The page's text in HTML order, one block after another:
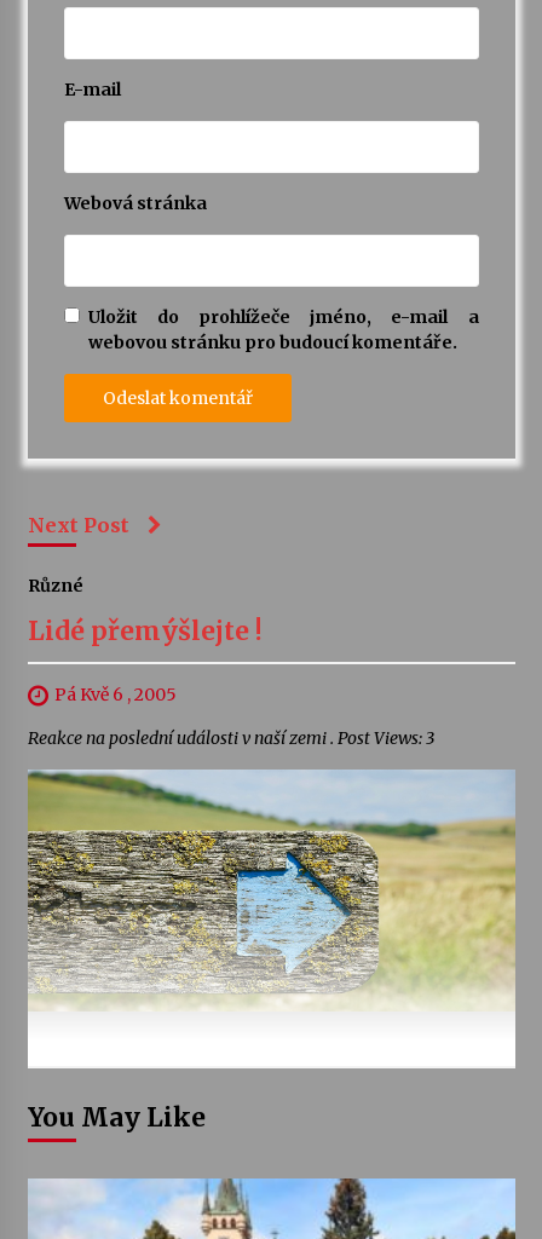
E-mail
Webová stránka
Uložit do prohlížeče jméno, e-mail a
webovou stránku pro budoucí komentáře.
Next Post
Různé
Lidé přemýšlejte !
Pá Kvě 6 , 2005
Reakce na poslední události v naší zemi . Post Views: 3
You May Like